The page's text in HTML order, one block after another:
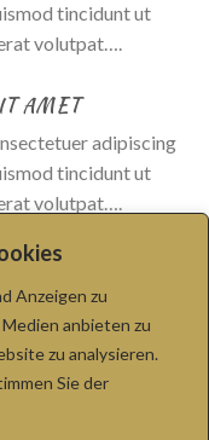
Anzeigen zu
anbieten zu
zu analysieren.
Sie der
tincidunt ut
volutpat….
AMET
adipiscing
tincidunt ut
volutpat….
AMET
adipiscing
tincidunt ut
volutpat….